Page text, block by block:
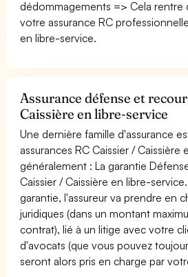
dédommagements => Cela rentre
votre assurance RC
en libre-service.
Assurance défense et
Caissière en libre-service
Une dernière famille d'assurance
assurances RC Caissier / Caissière
généralement : La garantie
Caissier / Caissière en libre-
garantie, l'assureur va prendre en
juridiques (dans un montant
contrat), lié à un litige avec votre
d'avocats (que vous pouvez
seront alors pris en charge par